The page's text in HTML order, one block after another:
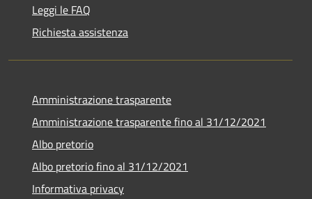
Leggi le FAQ
Richiesta assistenza
Amministrazione trasparente
Amministrazione trasparente fino al 31/12/2021
Albo pretorio
Albo pretorio fino al 31/12/2021
Informativa privacy